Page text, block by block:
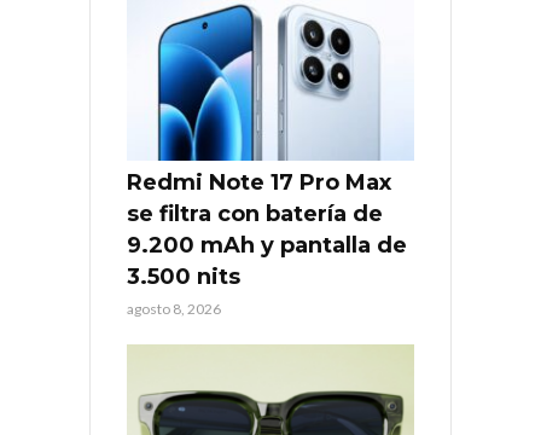
Redmi Note 17 Pro Max
se filtra con batería de
9.200 mAh y pantalla de
3.500 nits
agosto 8, 2026